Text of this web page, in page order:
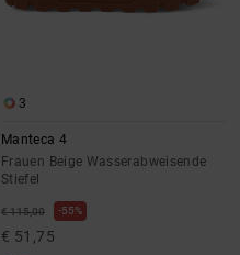
3
Manteca 4
Frauen Beige Wasserabweisende
Stiefel
€ 115,00 55%
€ 51,75